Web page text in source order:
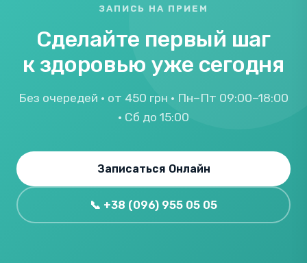
ЗАПИСЬ НА ПРИЕМ
Сделайте первый шаг
к здоровью уже сегодня
Без очередей · от 450 грн · Пн–Пт 09:00–18:00
· Сб до 15:00
Записаться Онлайн
📞 +38 (096) 955 05 05